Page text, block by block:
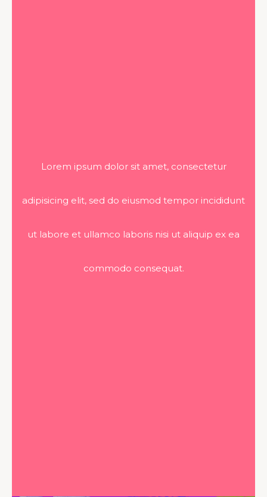
Lorem ipsum dolor sit amet, consectetur
adipisicing elit, sed do eiusmod tempor incididunt
ut labore et ullamco laboris nisi ut aliquip ex ea
commodo consequat.